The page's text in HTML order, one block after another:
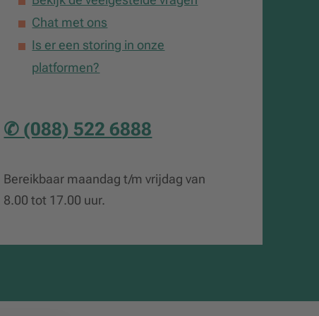
Chat met ons
Is er een storing in onze
platformen?
✆ (088) 522 6888
Bereikbaar maandag t/m vrijdag van
8.00 tot 17.00 uur.